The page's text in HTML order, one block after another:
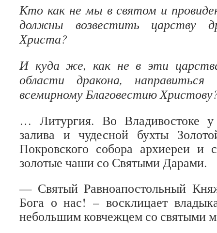
Кто как не мы в святом и
должны возвестить царству
Христа?
И куда же, как не в эти
области дракона,
всемирному Благовестию
… Литургия. Во Владивостоке у
залива и чудесной бухты
Покровского собора архиереи и
золотые чаши со Святыми Дарами.
— Святый Равноапостольный
Бога о нас! – восклицает
небольшим ковчежцем со святыми